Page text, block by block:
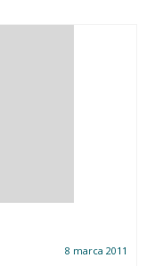
8 marca 2011